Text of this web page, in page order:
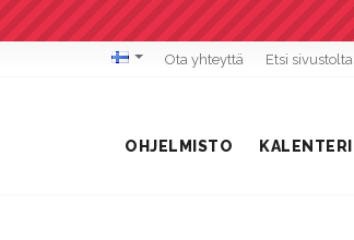
Ota yhteyttä Etsi sivustolta
OHJELMISTO KALENTERI